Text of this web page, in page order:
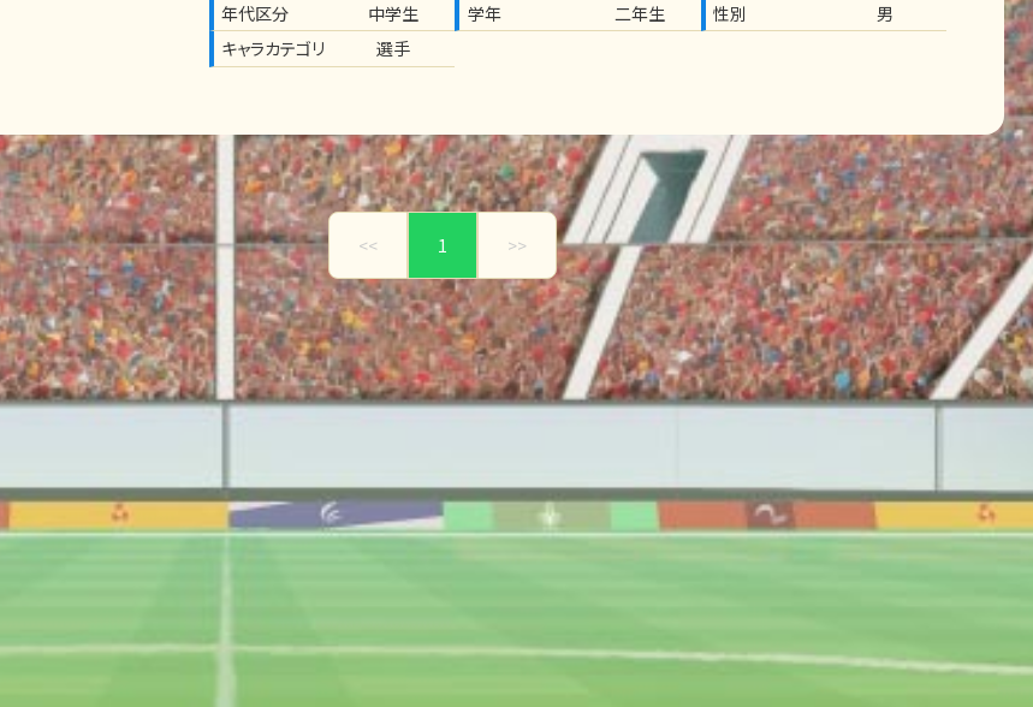
年代区分 中学生 学年 二年生 性別
男
キャラカテゴリ
選手
<< 1 >>